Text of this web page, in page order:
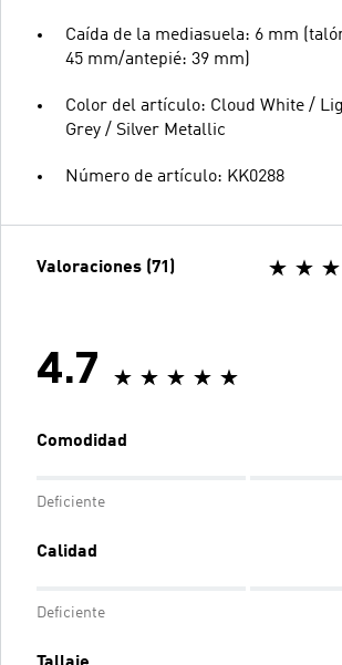
Caída de la mediasuela: 6 mm
45 mm/antepié: 39 mm)
Color del artículo: Cloud White /
Grey / Silver Metallic
Número de artículo: KK0288
Valoraciones (71)
4.7
Comodidad
Deficiente
Calidad
Deficiente